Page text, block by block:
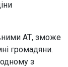
АТ, зможе
громадяни.
з